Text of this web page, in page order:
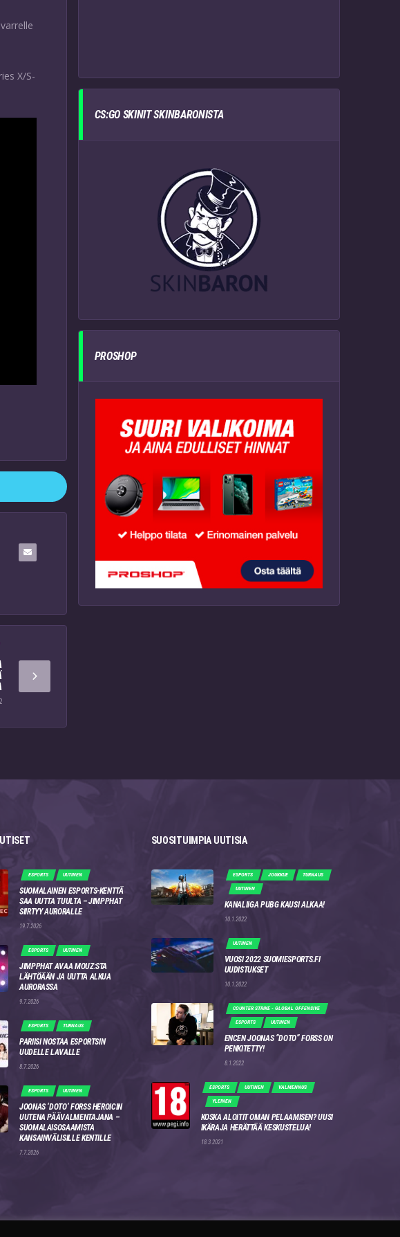
X/S-
CS:GO SKINIT SKINBARONISTA
PROSHOP
ESPORTS UUTINEN
SUOMALAINEN ESPORTS-KENTTÄ
SAA UUTTA TUULTA – JIMPPHAT
SIIRTYY AURORALLE
19.7.2026
ESPORTS UUTINEN
JIMPPHAT AVAA MOUZ:STA
LÄHTÖÄÄN JA UUTTA ALKUA
AURORASSA
9.7.2026
ESPORTS TURNAUS
PARIISI NOSTAA ESPORTSIN
UUDELLE LAVALLE
8.7.2026
ESPORTS UUTINEN
JOONAS ‘DOTO’ FORSS HEROICIN
UUTENA PÄÄVALMENTAJANA –
SUOMALAISOSAAMISTA
KANSAINVÄLISILLE KENTILLE
7.7.2026
SUOSITUIMPIA UUTISIA
ESPORTS JOUKKUE TURNAUS
UUTINEN
KANALIIGA PUBG KAUSI ALKAA!
10.1.2022
UUTINEN
VUOSI 2022 SUOMIESPORTS.FI
UUDISTUKSET
10.1.2022
COUNTER STRIKE - GLOBAL OFFENSIVE
ESPORTS UUTINEN
ENCEN JOONAS “DOTO” FORSS ON
PENKITETTY!
8.1.2022
ESPORTS UUTINEN VALMENNUS
YLEINEN
KOSKA ALOITIT OMAN PELAAMISEN? UUSI
IKÄRAJA HERÄTTÄÄ KESKUSTELUA!
18.3.2021